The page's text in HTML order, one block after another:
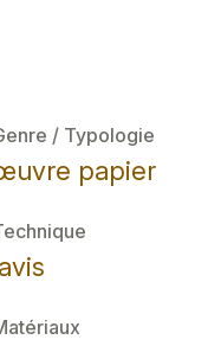
/ Typologie
papier